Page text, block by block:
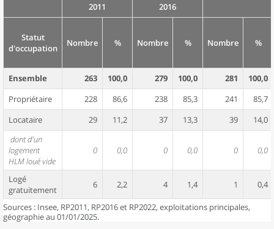
2011 2016
Statut
d'occupation
Nombre % Nombre % Nombre %
Ensemble 263 100,0 279 100,0 281
100,0
Propriétaire
228 86,6 238 85,3 241
85,7
Locataire
29 11,2 37 13,3 39
14,0
dont d'un
logement
HLM loué vide
0 0,0 0 0,0 0 0,0
Logé
gratuitement
6 2,2 4 1,4 1 0,4
Sources : Insee, RP2011, RP2016 et RP2022, exploitations principales,
géographie au 01/01/2025.